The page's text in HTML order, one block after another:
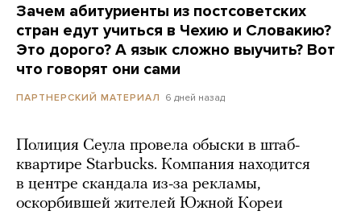
Зачем абитуриенты из постсоветских
стран едут учиться в Чехию и Словакию?
Это дорого? А язык сложно выучить? Вот
что говорят они сами
ПАРТНЕРСКИЙ МАТЕРИАЛ 6 дней назад
Полиция Сеула провела обыски в штаб-
квартире Starbucks. Компания находится
в центре скандала из-за рекламы,
оскорбившей жителей Южной Кореи